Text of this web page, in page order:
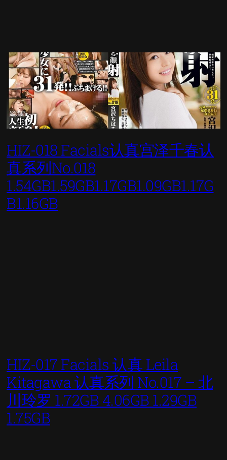
HIZ-018 Facials认真宫泽千春认
真系列No.018
1.54GB1.59GB1.17GB1.09GB1.17G
B1.16GB
HIZ-017 Facials 认真 Leila
Kitagawa 认真系列 No.017 – 北
川玲罗 1.72GB 4.06GB 1.29GB
1.75GB